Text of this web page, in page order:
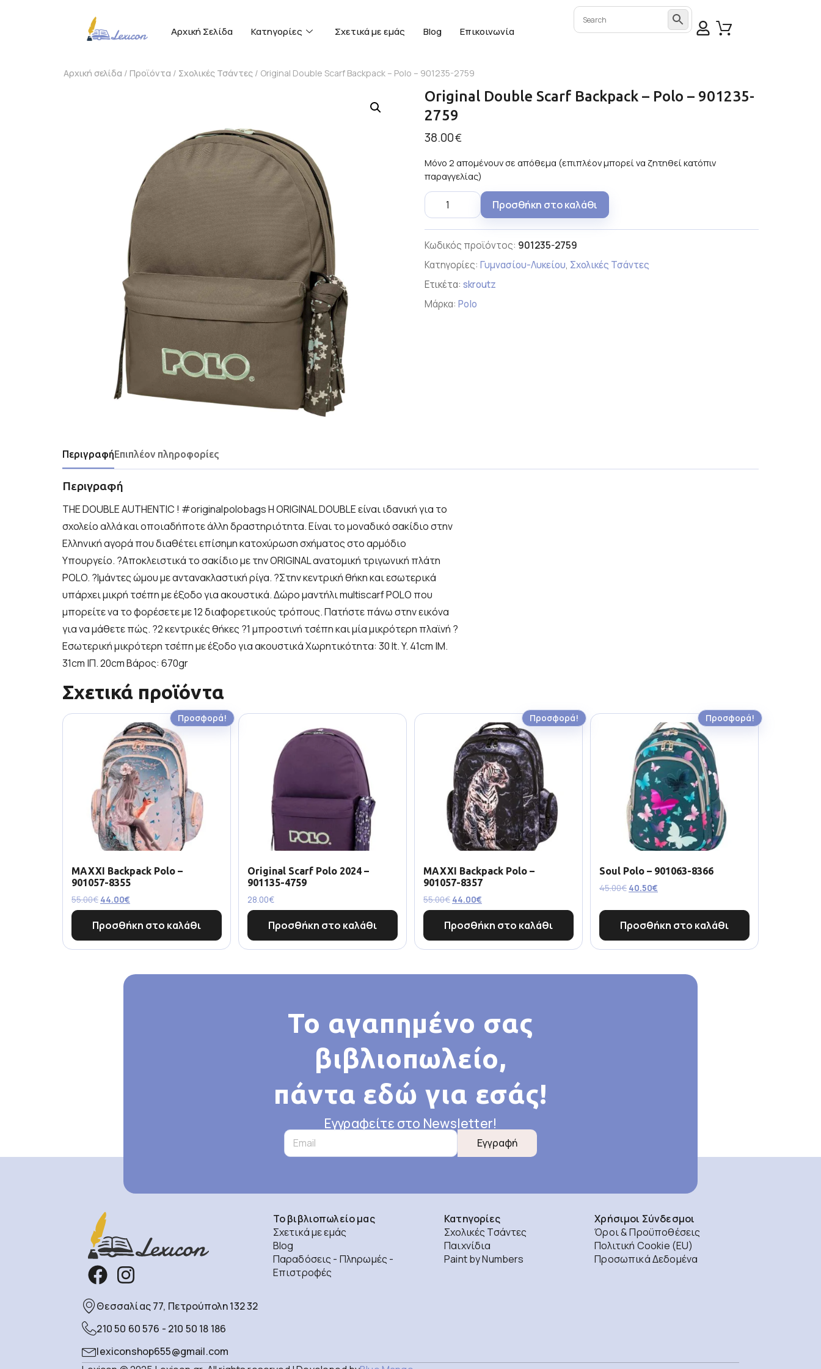
Αρχική Σελίδα Κατηγορίες Σχετικά με εμάς Blog Επικοινωνία
Αρχική σελίδα / Προϊόντα / Σχολικές Τσάντες / Original Double Scarf Backpack – Polo – 901235-2759
Original Double Scarf Backpack – Polo – 901235-
2759
38.00€
Μόνο 2 απομένουν σε απόθεμα (επιπλέον μπορεί να ζητηθεί κατόπιν
παραγγελίας)
Προσθήκη στο καλάθι
Κωδικός προϊόντος: 901235-2759
Κατηγορίες: Γυμνασίου-Λυκείου, Σχολικές Τσάντες
Ετικέτα: skroutz
Μάρκα: Polo
ΠεριγραφήΕπιπλέον πληροφορίες
Περιγραφή
THE DOUBLE AUTHENTIC ! #originalpolobags Η ORIGINAL DOUBLE είναι ιδανική για το
σχολείο αλλά και οποιαδήποτε άλλη δραστηριότητα. Είναι τo μοναδικό σακίδιο στην
Ελληνική αγορά που διαθέτει επίσημη κατοχύρωση σχήματος στο αρμόδιο
Υπουργείο. ?Αποκλειστικά το σακίδιο με την ORIGINAL ανατομική τριγωνική πλάτη
POLO. ?Ιμάντες ώμου με αντανακλαστική ρίγα. ?Στην κεντρική θήκη και εσωτερικά
υπάρχει μικρή τσέπη με έξοδο για ακουστικά. Δώρο μαντήλι multiscarf POLO που
μπορείτε να το φορέσετε με 12 διαφορετικούς τρόπους. Πατήστε πάνω στην εικόνα
για να μάθετε πώς. ?2 κεντρικές θήκες ?1 μπροστινή τσέπη και μία μικρότερη πλαϊνή ?
Εσωτερική μικρότερη τσέπη με έξοδο για ακουστικά Χωρητικότητα: 30 lt. Y. 41cm |Μ.
31cm |Π. 20cm Βάρος: 670gr
Σχετικά προϊόντα
Προσφορά!
MAXXI Backpack Polo –
901057-8355
55.00€ 44.00€
Προσθήκη στο καλάθι
Original Scarf Polo 2024 –
901135-4759
28.00€
Προσθήκη στο καλάθι
Προσφορά!
MAXXI Backpack Polo –
901057-8357
55.00€ 44.00€
Προσθήκη στο καλάθι
Προσφορά!
Soul Polo – 901063-8366
45.00€ 40.50€
Προσθήκη στο καλάθι
Το αγαπημένο σας
βιβλιοπωλείο,
πάντα εδώ για εσάς!
Εγγραφείτε στο Newsletter!
Εγγραφή
Θεσσαλίας 77, Πετρούπολη 132 32
210 50 60 576 - 210 50 18 186
lexiconshop655@gmail.com
Το βιβλιοπωλείο μας
Σχετικά με εμάς
Blog
Παραδόσεις - Πληρωμές -
Επιστροφές
Κατηγορίες
Σχολικές Τσάντες
Παιχνίδια
Paint by Numbers
Χρήσιμοι Σύνδεσμοι
Όροι & Προϋποθέσεις
Πολιτική Cookie (EU)
Προσωπικά Δεδομένα